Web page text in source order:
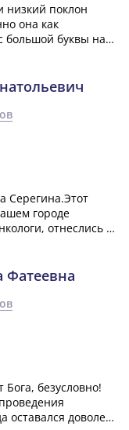
низкий поклон
она как
большой буквы на
С...»
Серегина.Этот
городе
отнеслись к
Фатеевна
безусловно!
оставался доволен.